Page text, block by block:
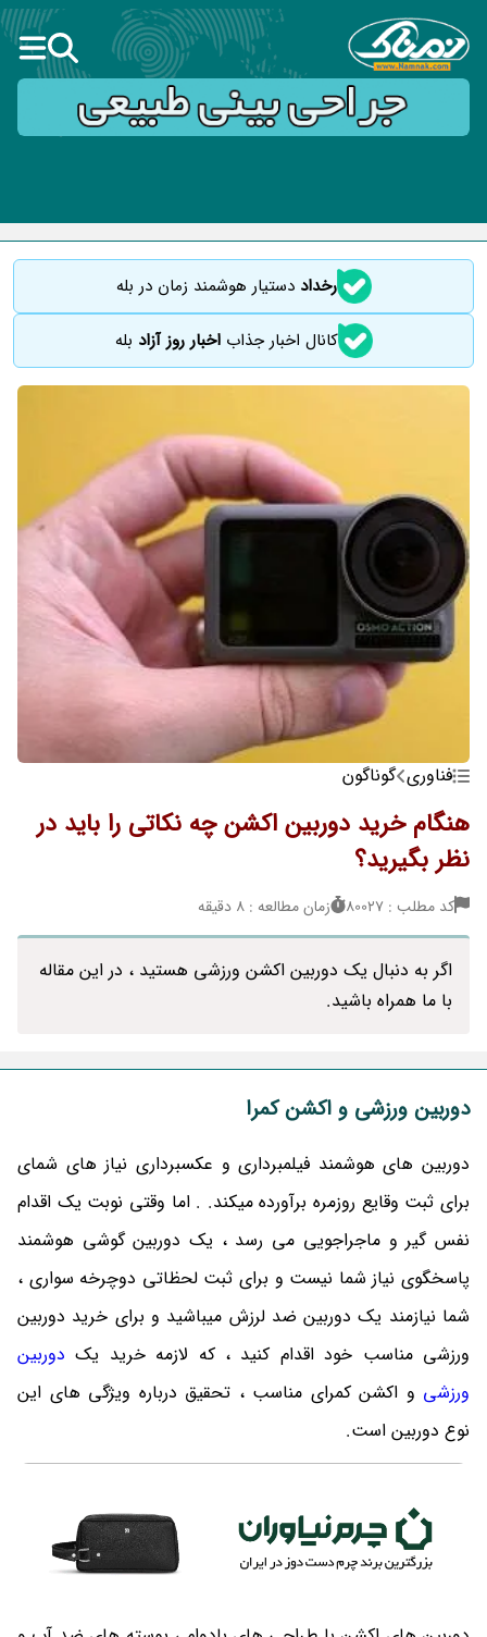
رخداددستیار هوشمند زمان در بله
کانال اخبار جذاباخبار روز آزاد بله
فناوری گوناگون
هنگام خرید دوربین اکشن چه نکاتی را باید در
نظر بگیرید؟
کد مطلب : 80027 زمان مطالعه : 8 دقیقه
اگر به دنبال یک دوربین اکشن ورزشی هستید ، در این مقاله
با ما همراه باشید.
دوربین ورزشی و اکشن کمرا
دوربین های هوشمند فیلمبرداری و عکسبرداری نیاز های شمای
برای ثبت وقایع روزمره برآورده میکند. . اما وقتی نوبت یک اقدام
نفس گیر و ماجراجویی می رسد ، یک دوربین گوشی هوشمند
پاسخگوی نیاز شما نیست و برای ثبت لحظاتی دوچرخه سواری ،
شما نیازمند یک دوربین ضد لرزش میباشید و برای خرید دوربین
ورزشی مناسب خود اقدام کنید ، که لازمه خرید یک دوربین
ورزشی و اکشن کمرای مناسب ، تحقیق درباره ویژگی های این
نوع دوربین است.